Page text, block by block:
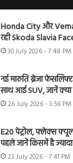
Honda City और
रही Skoda Slavia
30 July 2026 - 7:48 PM
नई मारुति ब्रेजा
साथ आई SUV, जानें
26 July 2026 - 3:56 PM
E20 पेट्रोल, फ्लेक्स
पहले जानें किसमें है
23 July 2026 - 7:41 PM